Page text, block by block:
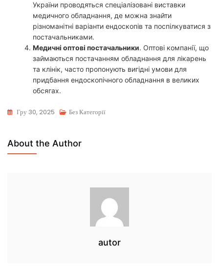
України проводяться спеціалізовані виставки
медичного обладнання, де можна знайти
різноманітні варіанти ендоскопів та поспілкуватися з
постачальниками.
Медичні оптові постачальники. Оптові компанії, що
займаються постачанням обладнання для лікарень
та клінік, часто пропонують вигідні умови для
придбання ендоскопічного обладнання в великих
обсягах.
Гру 30, 2025 Без Категорії
About the Author
autor